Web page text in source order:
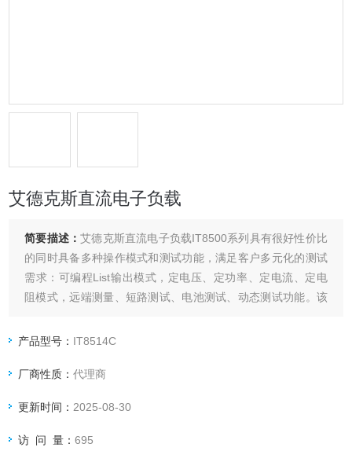
艾德克斯直流电子负载
简要描述：艾德克斯直流电子负载IT8500系列具有很好性价比
的同时具备多种操作模式和测试功能，满足客户多元化的测试
需求：可编程List输出模式，定电压、定功率、定电流、定电
阻模式，远端测量、短路测试、电池测试、动态测试功能。该
案，可选配USB/RS232/GPIB通讯接口。
产品型号： IT8514C
厂商性质：代理商
更新时间： 2025-08-30
访 问 量：695